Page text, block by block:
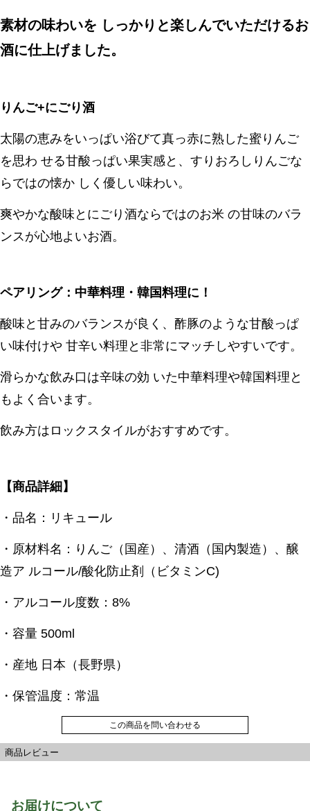
素材の味わいを しっかりと楽しんでいただけるお
酒に仕上げました。
りんご+にごり酒
太陽の恵みをいっぱい浴びて真っ赤に熟した蜜りんご
を思わ せる甘酸っぱい果実感と、すりおろしりんごな
らではの懐か しく優しい味わい。
爽やかな酸味とにごり酒ならではのお米 の甘味のバラ
ンスが心地よいお酒。
ペアリング：中華料理・韓国料理に！
酸味と甘みのバランスが良く、酢豚のような甘酸っぱ
い味付けや 甘辛い料理と非常にマッチしやすいです。
滑らかな飲み口は辛味の効 いた中華料理や韓国料理と
もよく合います。
飲み方はロックスタイルがおすすめです。
【商品詳細】
・品名：リキュール
・原材料名：りんご（国産）、清酒（国内製造）、醸
造ア ルコール/酸化防止剤（ビタミンC)
・アルコール度数：8%
・容量 500ml
・産地 日本（⻑野県）
・保管温度：常温
この商品を問い合わせる
商品レビュー